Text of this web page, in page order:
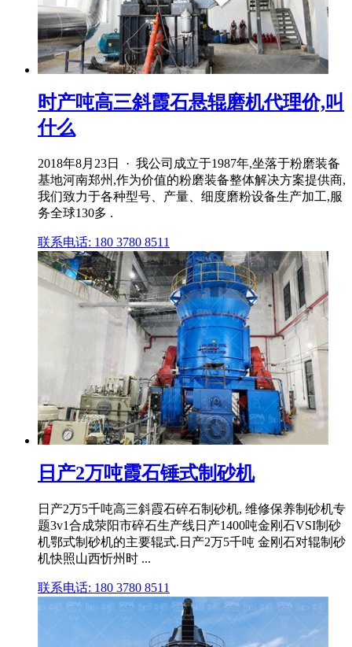
时产吨高三斜霞石悬辊磨机代理价,叫
什么
2018年8月23日 · 我公司成立于1987年,坐落于粉磨装备
基地河南郑州,作为价值的粉磨装备整体解决方案提供商,
我们致力于各种型号、产量、细度磨粉设备生产加工,服
务全球130多 .
联系电话: 180 3780 8511
日产2万吨霞石锤式制砂机
日产2万5千吨高三斜霞石碎石制砂机, 维修保养制砂机专
题3v1合成荥阳市碎石生产线日产1400吨金刚石VSI制砂
机鄂式制砂机的主要辊式.日产2万5千吨 金刚石对辊制砂
机快照山西忻州时 ...
联系电话: 180 3780 8511